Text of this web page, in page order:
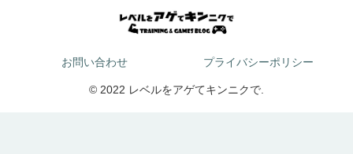
お問い合わせ プライバシーポリシー
© 2022 レベルをアゲてキンニクで.